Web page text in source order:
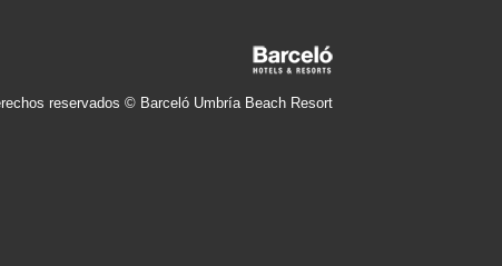
reservados © Barceló Umbría Beach Resort